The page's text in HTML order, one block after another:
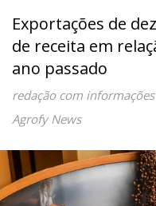
Exportações de
de receita em
ano passado
redação com
Agrofy News